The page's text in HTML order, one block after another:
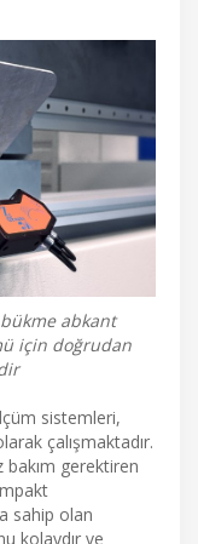
abkant
için doğrudan
sistemleri,
çalışmaktadır.
gerektiren
sahip olan
kolaydır ve